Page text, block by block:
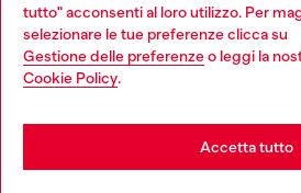
tutto" acconsenti al loro utilizzo. Per
selezionare le tue preferenze clicca su
Gestione delle preferenzeo leggi la
Cookie Policy.
Accetta tutto
Country: IT
Choose your location
You are currently browsing Italia
be based in United States